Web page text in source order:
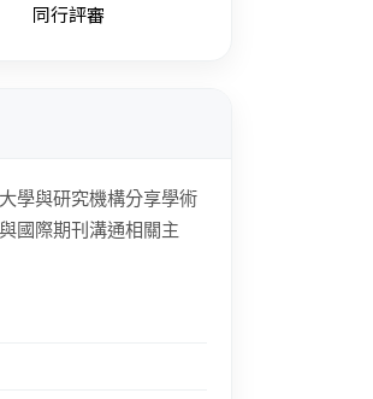
同行評審
學與研究機構分享學術
國際期刊溝通相關主